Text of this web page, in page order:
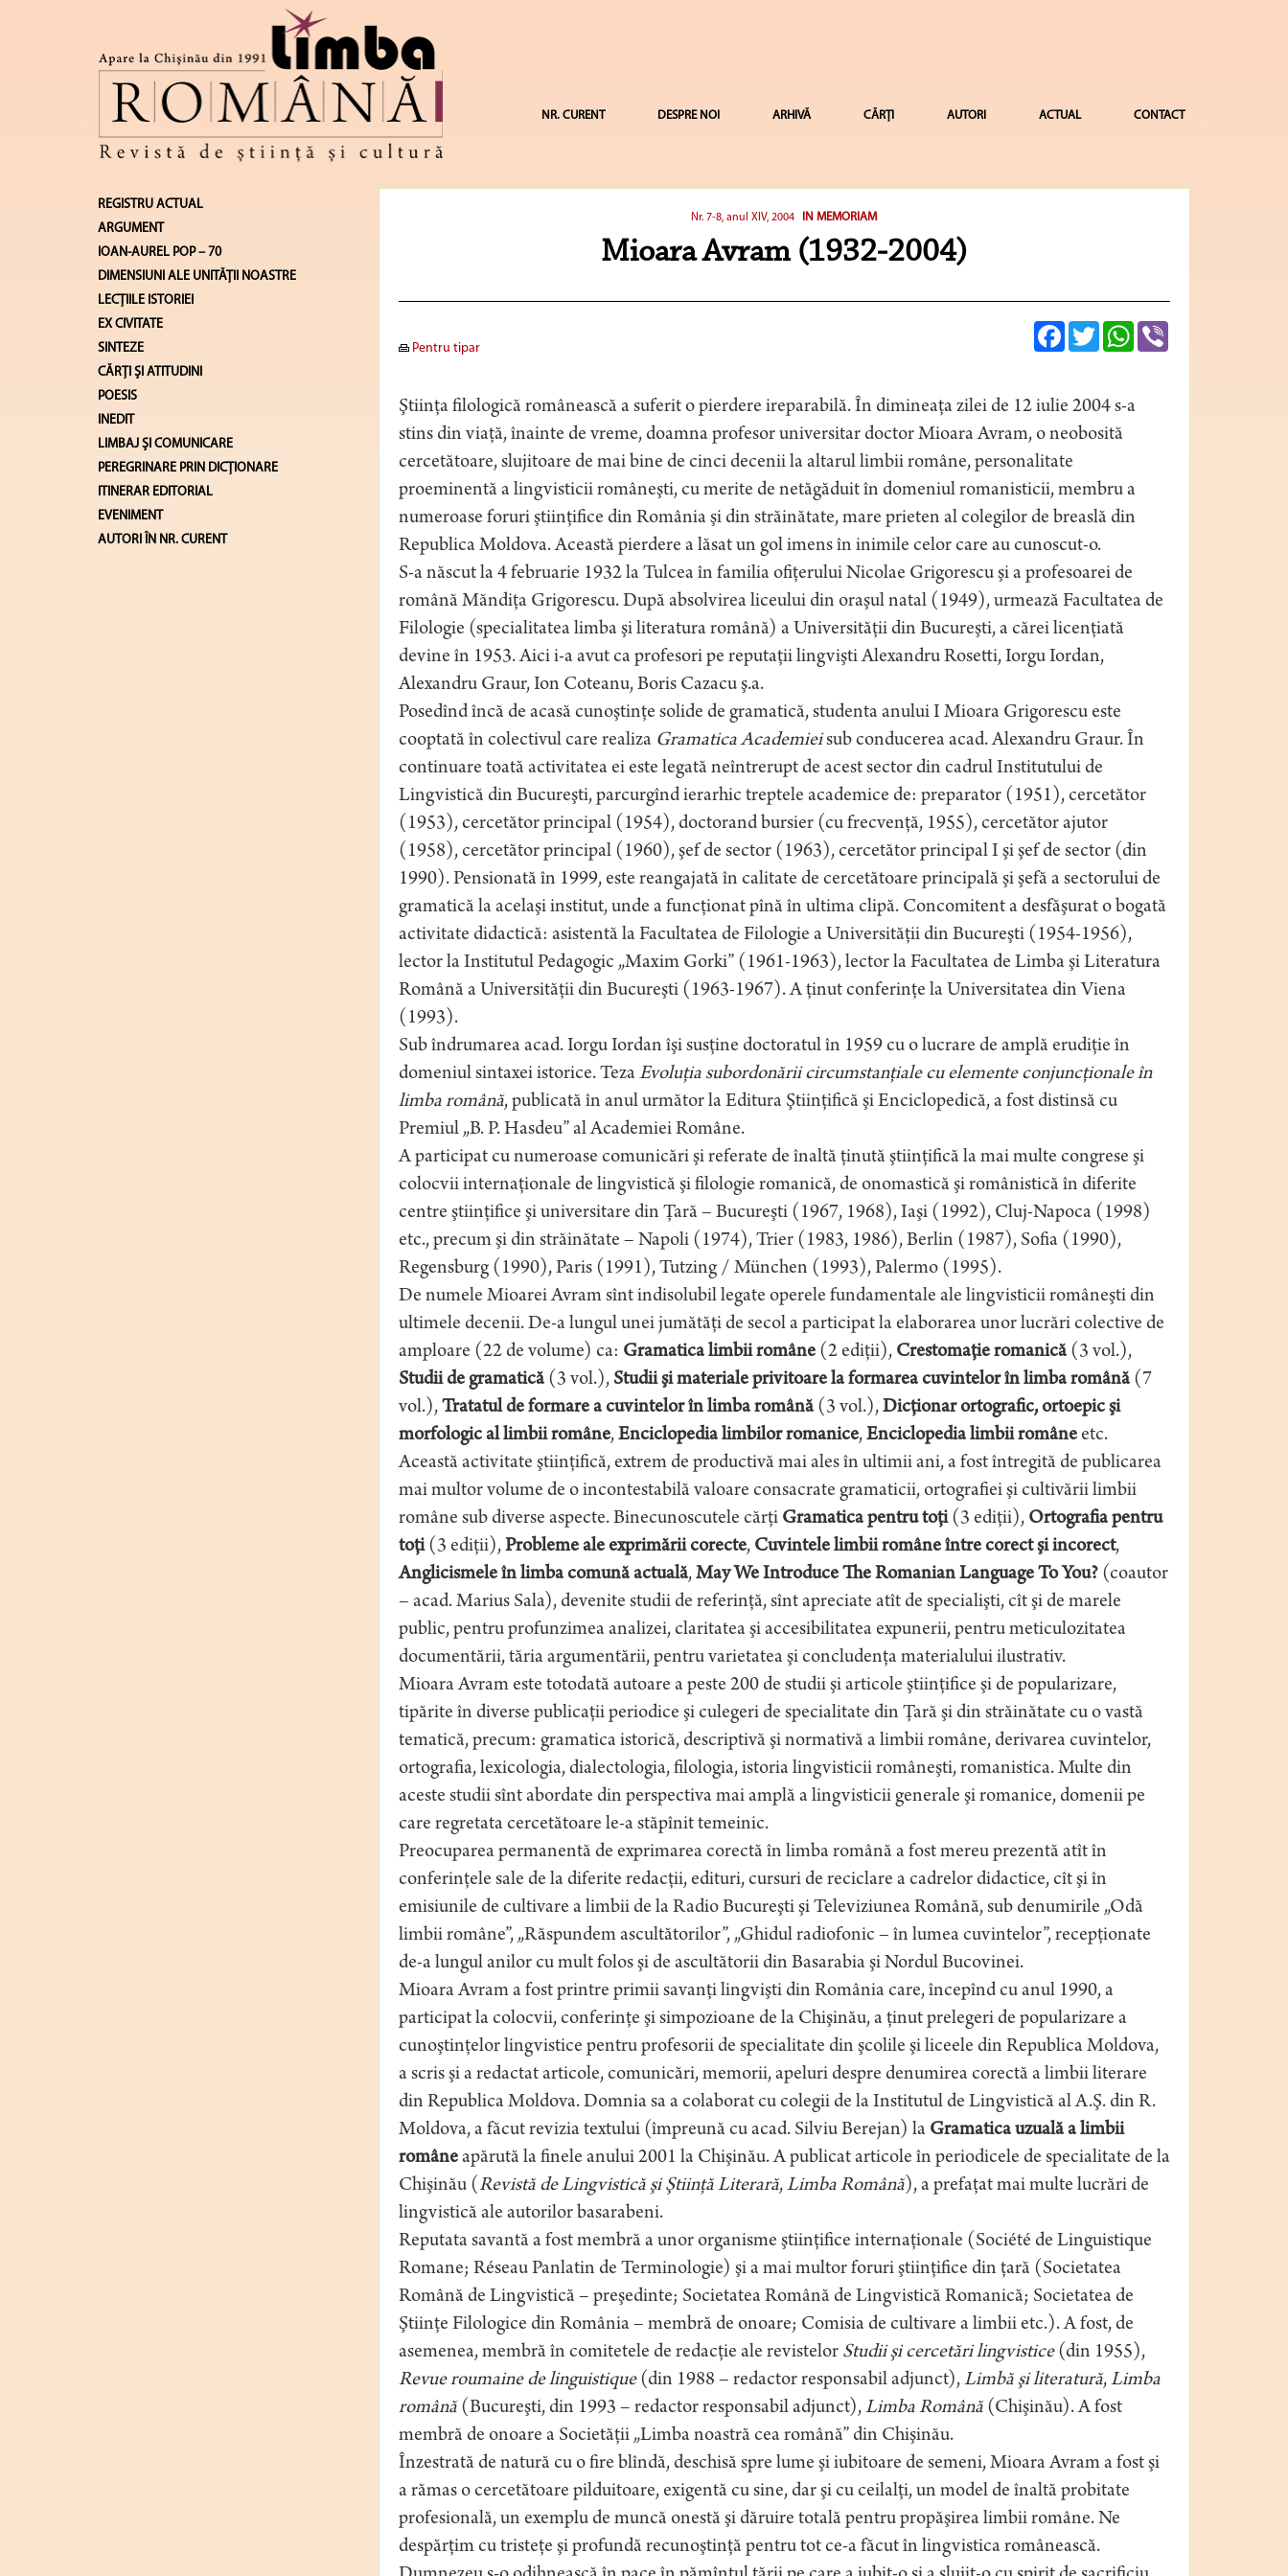
NR. CURENT DESPRE NOI ARHIVĂ CĂRȚI AUTORI ACTUAL CONTACT
REGISTRU ACTUAL
ARGUMENT
IOAN-AUREL POP – 70
DIMENSIUNI ALE UNITĂŢII NOASTRE
LECŢIILE ISTORIEI
EX CIVITATE
SINTEZE
CĂRŢI ŞI ATITUDINI
POESIS
INEDIT
LIMBAJ ŞI COMUNICARE
PEREGRINARE PRIN DICȚIONARE
ITINERAR EDITORIAL
EVENIMENT
AUTORI ÎN NR. CURENT
Nr. 7-8, anul XIV, 2004 IN MEMORIAM
Mioara Avram (1932-2004)
Pentru tipar
FacebookTwitterWhatsApp
Ştiinţa filologică românească a suferit o pierdere ireparabilă. În dimineaţa zilei de 12 iulie 2004 s-a
stins din viaţă, înainte de vreme, doamna profesor universitar doctor Mioara Avram, o neobosită
cercetătoare, slujitoare de mai bine de cinci decenii la altarul limbii române, personalitate
proeminentă a lingvisticii româneşti, cu merite de netăgăduit în domeniul romanisticii, membru a
numeroase foruri ştiinţifice din România şi din străinătate, mare prieten al colegilor de breaslă din
Republica Moldova. Această pierdere a lăsat un gol imens în inimile celor care au cunoscut-o.
S-a născut la 4 februarie 1932 la Tulcea în familia ofiţerului Nicolae Grigorescu şi a profesoarei de
română Măndiţa Grigorescu. După absolvirea liceului din oraşul natal (1949), urmează Facultatea de
Filologie (specialitatea limba şi literatura română) a Universităţii din Bucureşti, a cărei licenţiată
devine în 1953. Aici i-a avut ca profesori pe reputaţii lingvişti Alexandru Rosetti, Iorgu Iordan,
Alexandru Graur, Ion Coteanu, Boris Cazacu ş.a.
Posedînd încă de acasă cunoştinţe solide de gramatică, studenta anului I Mioara Grigorescu este
cooptată în colectivul care realiza Gramatica Academieisub conducerea acad. Alexandru Graur. În
continuare toată activitatea ei este legată neîntrerupt de acest sector din cadrul Institutului de
Lingvistică din Bucureşti, parcurgînd ierarhic treptele academice de: preparator (1951), cercetător
(1953), cercetător principal (1954), doctorand bursier (cu frecvenţă, 1955), cercetător ajutor
(1958), cercetător principal (1960), şef de sector (1963), cercetător principal I şi şef de sector (din
1990). Pensionată în 1999, este reangajată în calitate de cercetătoare principală şi şefă a sectorului de
gramatică la acelaşi institut, unde a funcţionat pînă în ultima clipă. Concomitent a desfăşurat o bogată
activitate didactică: asistentă la Facultatea de Filologie a Universităţii din Bucureşti (1954-1956),
lector la Institutul Pedagogic „Maxim Gorki” (1961-1963), lector la Facultatea de Limba şi Literatura
Română a Universităţii din Bucureşti (1963-1967). A ţinut conferinţe la Universitatea din Viena
(1993).
Sub îndrumarea acad. Iorgu Iordan îşi susţine doctoratul în 1959 cu o lucrare de amplă erudiţie în
domeniul sintaxei istorice. Teza Evoluţia subordonării circumstanţiale cu elemente conjuncţionale în
limba română, publicată în anul următor la Editura Ştiinţifică şi Enciclopedică, a fost distinsă cu
Premiul „B. P. Hasdeu” al Academiei Române.
A participat cu numeroase comunicări şi referate de înaltă ţinută ştiinţifică la mai multe congrese şi
colocvii internaţionale de lingvistică şi filologie romanică, de onomastică şi românistică în diferite
centre ştiinţifice şi universitare din Ţară – Bucureşti (1967, 1968), Iaşi (1992), Cluj-Napoca (1998)
etc., precum şi din străinătate – Napoli (1974), Trier (1983, 1986), Berlin (1987), Sofia (1990),
Regensburg (1990), Paris (1991), Tutzing / München (1993), Palermo (1995).
De numele Mioarei Avram sînt indisolubil legate operele fundamentale ale lingvisticii româneşti din
ultimele decenii. De-a lungul unei jumătăţi de secol a participat la elaborarea unor lucrări colective de
amploare (22 de volume) ca: Gramatica limbii române(2 ediţii), Crestomaţie romanică(3 vol.),
Studii de gramatică(3 vol.), Studii şi materiale privitoare la formarea cuvintelor în limba română(7
vol.),Tratatul de formare a cuvintelor în limba română(3 vol.),Dicţionar ortografic, ortoepic şi
morfologic al limbii române,Enciclopedia limbilor romanice,Enciclopedia limbii româneetc.
Această activitate ştiinţifică, extrem de productivă mai ales în ultimii ani, a fost întregită de publicarea
mai multor volume de o incontestabilă valoare consacrate gramaticii, ortografiei şi cultivării limbii
române sub diverse aspecte. Binecunoscutele cărţi Gramatica pentru toţi(3 ediţii), Ortografia pentru
toţi(3 ediţii),Probleme ale exprimării corecte, Cuvintele limbii române între corect şi incorect,
Anglicismele în limba comună actuală,May We Introduce The Romanian Language To You?(coautor
– acad. Marius Sala), devenite studii de referinţă, sînt apreciate atît de specialişti, cît şi de marele
public, pentru profunzimea analizei, claritatea şi accesibilitatea expunerii, pentru meticulozitatea
documentării, tăria argumentării, pentru varietatea şi concludenţa materialului ilustrativ.
Mioara Avram este totodată autoare a peste 200 de studii şi articole ştiinţifice şi de popularizare,
tipărite în diverse publicaţii periodice şi culegeri de specialitate din Ţară şi din străinătate cu o vastă
tematică, precum: gramatica istorică, descriptivă şi normativă a limbii române, derivarea cuvintelor,
ortografia, lexicologia, dialectologia, filologia, istoria lingvisticii româneşti, romanistica. Multe din
aceste studii sînt abordate din perspectiva mai amplă a lingvisticii generale şi romanice, domenii pe
care regretata cercetătoare le-a stăpînit temeinic.
Preocuparea permanentă de exprimarea corectă în limba română a fost mereu prezentă atît în
conferinţele sale de la diferite redacţii, edituri, cursuri de reciclare a cadrelor didactice, cît şi în
emisiunile de cultivare a limbii de la Radio Bucureşti şi Televiziunea Română, sub denumirile „Odă
limbii române”, „Răspundem ascultătorilor”, „Ghidul radiofonic – în lumea cuvintelor”, recepţionate
de-a lungul anilor cu mult folos şi de ascultătorii din Basarabia şi Nordul Bucovinei.
Mioara Avram a fost printre primii savanţi lingvişti din România care, începînd cu anul 1990, a
participat la colocvii, conferinţe şi simpozioane de la Chişinău, a ţinut prelegeri de popularizare a
cunoştinţelor lingvistice pentru profesorii de specialitate din şcolile şi liceele din Republica Moldova,
a scris şi a redactat articole, comunicări, memorii, apeluri despre denumirea corectă a limbii literare
din Republica Moldova. Domnia sa a colaborat cu colegii de la Institutul de Lingvistică al A.Ş. din R.
Moldova, a făcut revizia textului (împreună cu acad. Silviu Berejan) la Gramatica uzuală a limbii
româneapărută la finele anului 2001 la Chişinău. A publicat articole în periodicele de specialitate de la
Chişinău (Revistă de Lingvistică şi Ştiinţă Literară,Limba Română), a prefaţat mai multe lucrări de
lingvistică ale autorilor basarabeni.
Reputata savantă a fost membră a unor organisme ştiinţifice internaţionale (Société de Linguistique
Romane; Réseau Panlatin de Terminologie) şi a mai multor foruri ştiinţifice din ţară (Societatea
Română de Lingvistică – preşedinte; Societatea Română de Lingvistică Romanică; Societatea de
Ştiinţe Filologice din România – membră de onoare; Comisia de cultivare a limbii etc.). A fost, de
asemenea, membră în comitetele de redacţie ale revistelor Studii şi cercetări lingvistice(din 1955),
Revue roumaine de linguistique(din 1988 – redactor responsabil adjunct),Limbă şi literatură,Limba
română(Bucureşti, din 1993 – redactor responsabil adjunct),Limba Română(Chişinău). A fost
membră de onoare a Societăţii „Limba noastră cea română” din Chişinău.
Înzestrată de natură cu o fire blîndă, deschisă spre lume şi iubitoare de semeni, Mioara Avram a fost şi
a rămas o cercetătoare pilduitoare, exigentă cu sine, dar şi cu ceilalţi, un model de înaltă probitate
profesională, un exemplu de muncă onestă şi dăruire totală pentru propăşirea limbii române. Ne
despărţim cu tristeţe şi profundă recunoştinţă pentru tot ce-a făcut în lingvistica românească.